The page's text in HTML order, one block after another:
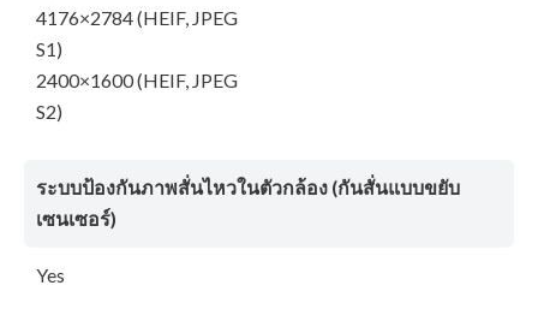
4176×2784 (HEIF, JPEG
S1)
2400×1600 (HEIF, JPEG
S2)
ระบบป้องกันภาพสั่นไหวในตัวกล้อง (กันสั่นแบบขยับ
เซนเซอร์)
Yes